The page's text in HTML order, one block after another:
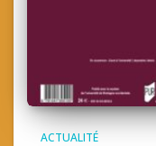
ACTUALITÉ